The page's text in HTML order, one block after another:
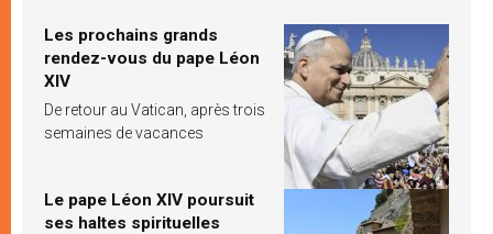
Les prochains grands
rendez-vous du pape Léon
XIV
De retour au Vatican, après trois
semaines de vacances
Le pape Léon XIV poursuit
ses haltes spirituelles